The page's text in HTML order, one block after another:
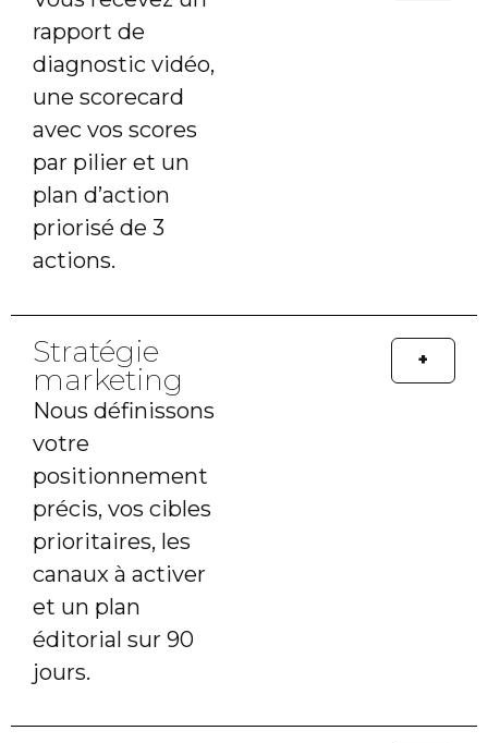
rapport de
diagnostic vidéo,
une scorecard
avec vos scores
par pilier et un
plan d’action
priorisé de 3
actions.
Stratégie
marketing
Nous définissons
votre
positionnement
précis, vos cibles
prioritaires, les
canaux à activer
et un plan
éditorial sur 90
jours.
+